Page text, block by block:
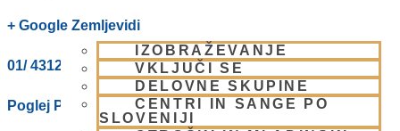
IZOBRAŽEVANJE
VKLJUČI SE
DELOVNE SKUPINE
CENTRI IN SANGE PO
SLOVENIJI
+ Google Zemljevidi
01/ 4312319
Poglej Prizorišče spletno stran